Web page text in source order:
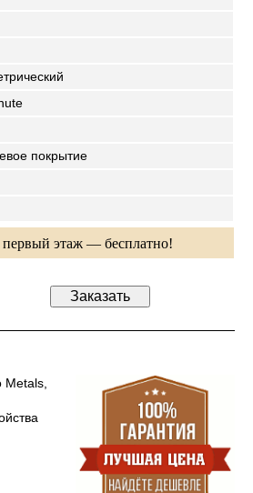
покрытие
первый этаж — бесплатно!